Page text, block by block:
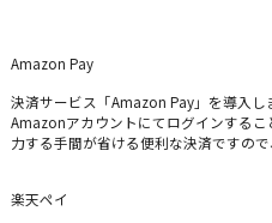
Amazon Pay
決済サービス「Amazon Pay」を導入し
Amazonアカウントにてログインする
力する手間が省ける便利な決済ですので
楽天ペイ